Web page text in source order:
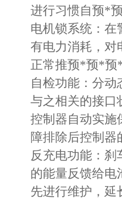
进行习惯自预*
电机锁系统：在
有电力消耗，对
正常推预*预*预
自检功能：分
与之相关的接口
控制器自动实
障排除后控制器
反充电功能：
的能量反馈给
先进行维护，